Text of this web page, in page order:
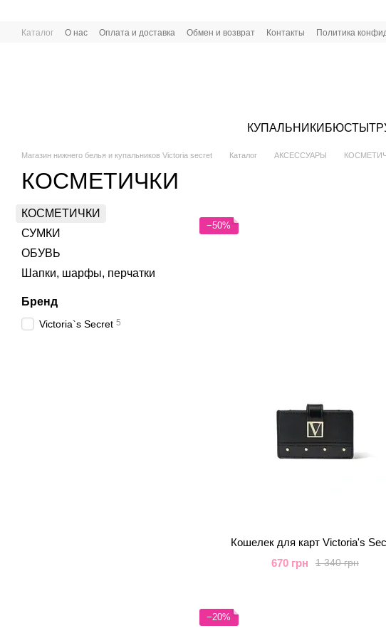
Каталог О нас Оплата и доставка Обмен и возврат Контакты Политика
КУПАЛЬНИКИ БЮСТЫ
Магазин нижнего белья и купальников Victoria secret Каталог АКСЕССУАРЫ
КОСМЕТИЧКИ
−50%
Кошелек для карт Victoria's
1 340 грн
670 грн
−20%
КОСМЕТИЧКИ
СУМКИ
ОБУВЬ
Шапки, шарфы, перчатки
Бренд
Victoria`s Secret 5